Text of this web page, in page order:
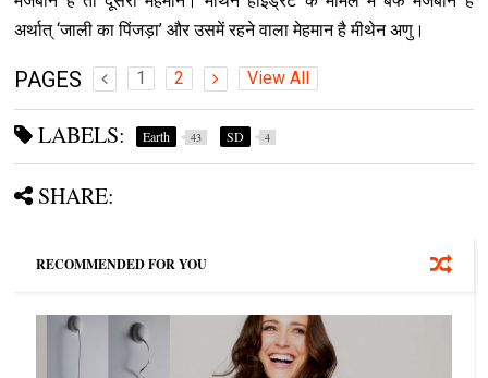
अर्थात् ‘जाली का पिंजड़ा’ और उसमें रहने वाला मेहमान है मीथेन अणु।
PAGES 1 2 View All
LABELS: Earth 43 SD 4
SHARE:
RECOMMENDED FOR YOU